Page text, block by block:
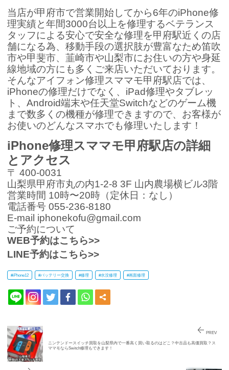
当店が甲府市で営業開始してから6年のiPhone修
理実績と年間3000台以上を修理するベテランス
タッフによる安心で安全な修理を甲府駅近くの店
舗になる為、移動手段の選択肢が豊富なため笛吹
市や甲斐市、韮崎市や山梨市にお住いの方や身延
線地域の方にも多くご来店いただいております。
そんなアイフォン修理スママモ甲府駅店では、
iPhoneの修理だけでなく、iPad修理やタブレッ
ト、Android端末や任天堂Switchなどのゲーム機
まで数多くの機種が修理できますので、お客様が
お使いのどんなスマホでも修理いたします！
iPhone修理スママモ甲府駅店の詳細
とアクセス
〒 400-0031
山梨県甲府市丸の内1-2-8 3F 山内農場横ビル3階
営業時間 10時〜20時（定休日：なし）
電話番号 055-236-8180
E-mail iphonekofu@gmail.com
ご予約について
WEB予約はこちら>>
LINE予約はこちら>>
#iPhone12 #バッテリー交換 #修理 #水没修理 #画面修理
PREV
ニンテンドースイッチ買取を山梨県内で一番高く買い取るのはどこ？中古品も高価買取？ス
ママモならSwitch修理もできます！